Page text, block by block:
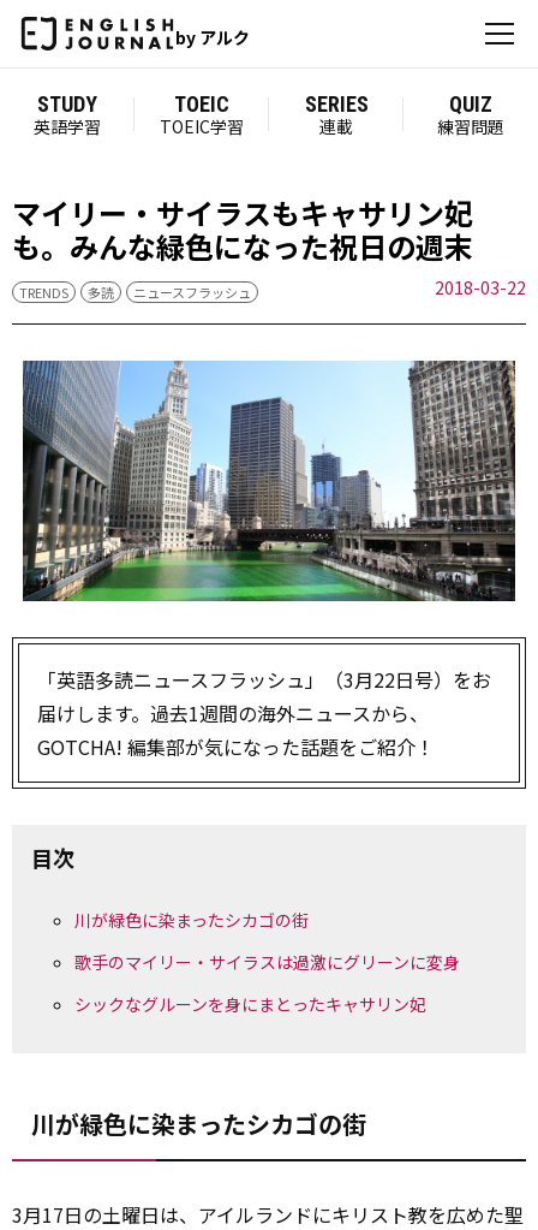
by アルク
STUDY
英語学習
TOEIC
TOEIC学習
SERIES
連載
QUIZ
練習問題
マイリー・サイラスもキャサリン妃
も。みんな緑色になった祝日の週末
TRENDS 多読 ニュースフラッシュ 2018-03-22
「英語多読ニュースフラッシュ」（3月22日号）をお
届けします。過去1週間の海外ニュースから、
GOTCHA! 編集部が気になった話題をご紹介！
目次
川が緑色に染まったシカゴの街
歌手のマイリー・サイラスは過激にグリーンに変身
シックなグルーンを身にまとったキャサリン妃
川が緑色に染まったシカゴの街
3月17日の土曜日は、アイルランドにキリスト教を広めた聖